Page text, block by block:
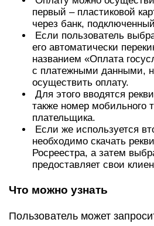
первый – пластиковой
через банк,
Если пользователь
его автоматически
названием «Оплата
с платежными данными,
осуществить оплату.
Для этого вводятся
также номер мобильного
плательщика.
Если же используется
необходимо скачать
Росреестра, а затем
предоставляет свои
Что можно узнать
Пользователь может